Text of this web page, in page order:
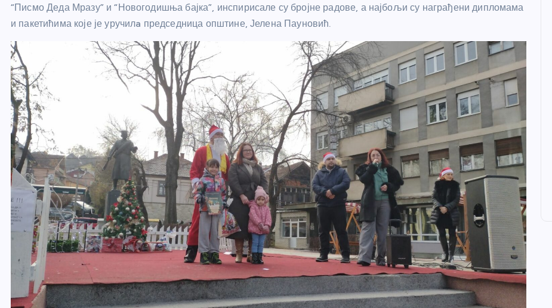
“Писмо Деда Мразу” и “Новогодишња бајка”, инспирисале су бројне радове, а најбољи су награђени дипломама
и пакетићима које је уручилa председница општине, Јелена Пауновић.